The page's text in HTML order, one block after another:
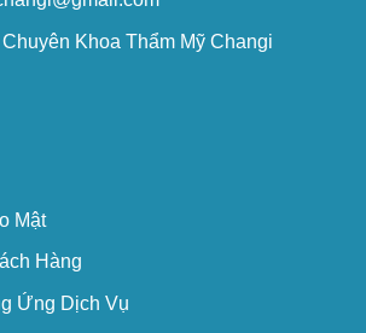
Khoa Thẩm Mỹ Changi
Mật
Hàng
Ứng Dịch Vụ